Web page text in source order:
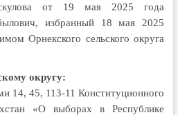
от 19 мая 2025 года
избранный 18 мая 2025
Орнекского сельского округа
округу:
14, 45, 113-11 Конституционного
«О выборах в Республике